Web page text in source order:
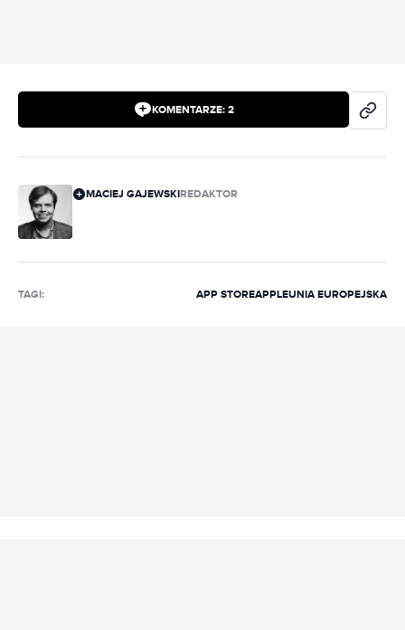
KOMENTARZE: 2
MACIEJ GAJEWSKIREDAKTOR
TAGI: APP STOREAPPLEUNIA EUROPEJSKA